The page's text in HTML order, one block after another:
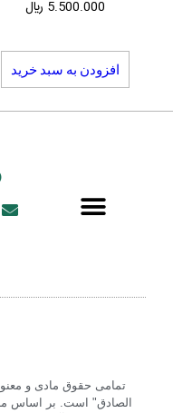
5.500.000 ﷼
افزودن به سبد خرید
تمامی حقوق مادی و
الصادق" است. بر اساس